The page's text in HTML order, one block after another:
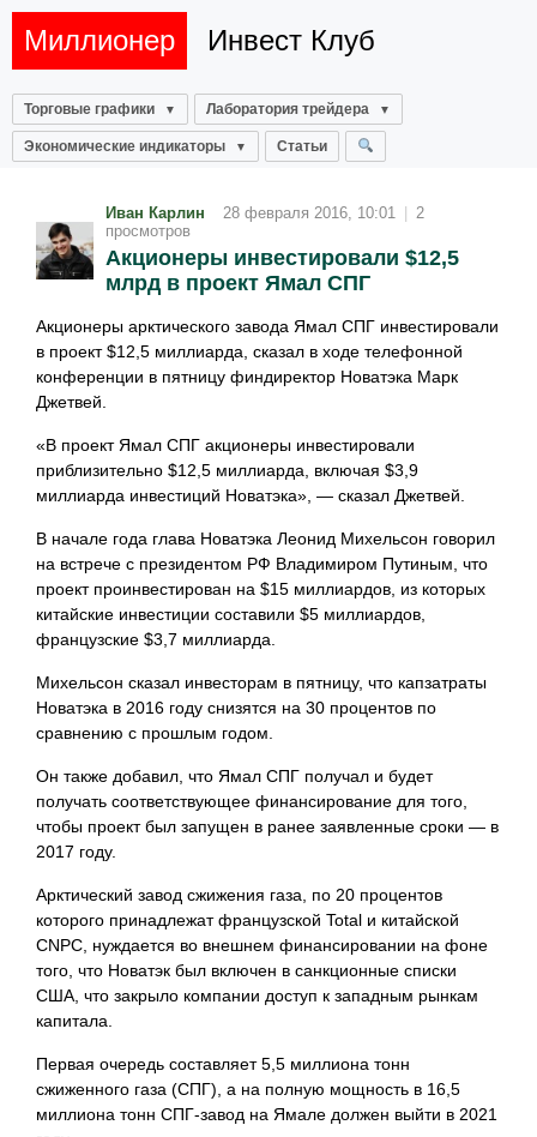
Миллионер Инвест Клуб
Торговые графики Лаборатория трейдера
Экономические индикаторы Статьи
Иван Карлин 28 февраля 2016, 10:01
2
просмотров
Акционеры инвестировали $12,5
млрд в проект Ямал СПГ
Акционеры арктического завода Ямал СПГ инвестировали
в проект $12,5 миллиарда, сказал в ходе телефонной
конференции в пятницу финдиректор Новатэка Марк
Джетвей.
«В проект Ямал СПГ акционеры инвестировали
приблизительно $12,5 миллиарда, включая $3,9
миллиарда инвестиций Новатэка», — сказал Джетвей.
В начале года глава Новатэка Леонид Михельсон говорил
на встрече с президентом РФ Владимиром Путиным, что
проект проинвестирован на $15 миллиардов, из которых
китайские инвестиции составили $5 миллиардов,
французские $3,7 миллиарда.
Михельсон сказал инвесторам в пятницу, что капзатраты
Новатэка в 2016 году снизятся на 30 процентов по
сравнению с прошлым годом.
Он также добавил, что Ямал СПГ получал и будет
получать соответствующее финансирование для того,
чтобы проект был запущен в ранее заявленные сроки — в
2017 году.
Арктический завод сжижения газа, по 20 процентов
которого принадлежат французской Total и китайской
CNPC, нуждается во внешнем финансировании на фоне
того, что Новатэк был включен в санкционные списки
США, что закрыло компании доступ к западным рынкам
капитала.
Первая очередь составляет 5,5 миллиона тонн
сжиженного газа (СПГ), а на полную мощность в 16,5
миллиона тонн СПГ-завод на Ямале должен выйти в 2021